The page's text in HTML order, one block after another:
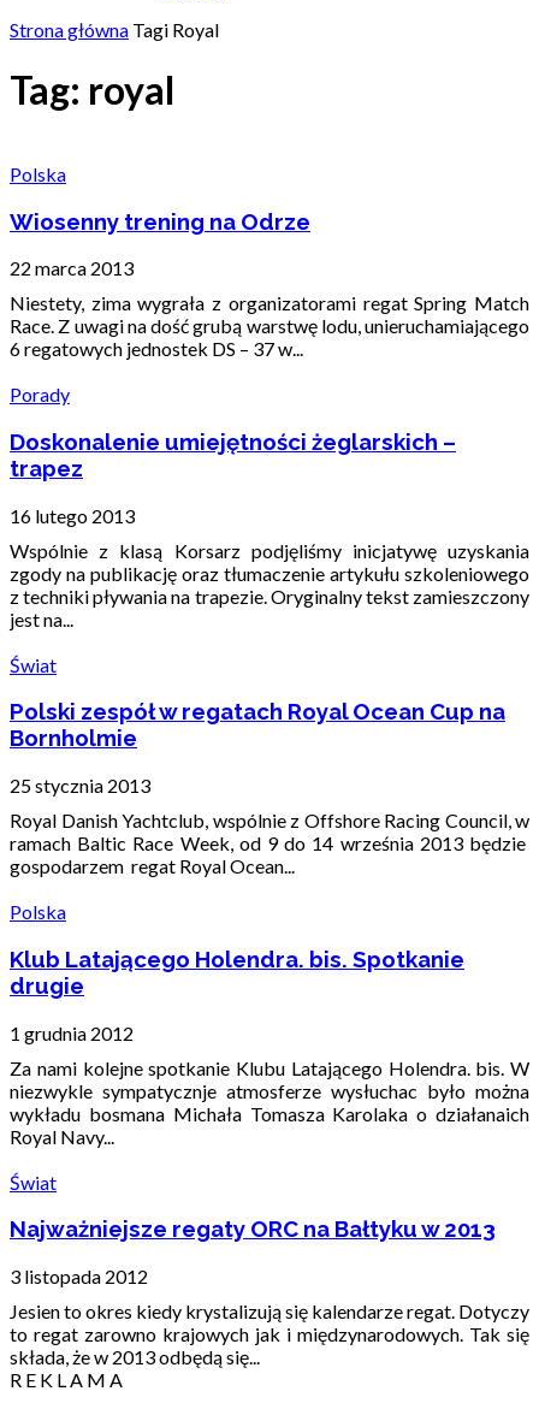
Strona główna Tagi Royal
Tag: royal
Polska
Wiosenny trening na Odrze
22 marca 2013
Niestety, zima wygrała z organizatorami regat Spring Match
Race. Z uwagi na dość grubą warstwę lodu, unieruchamiającego
6 regatowych jednostek DS – 37 w...
Porady
Doskonalenie umiejętności żeglarskich –
trapez
16 lutego 2013
Wspólnie z klasą Korsarz podjęliśmy inicjatywę uzyskania
zgody na publikację oraz tłumaczenie artykułu szkoleniowego
z techniki pływania na trapezie. Oryginalny tekst zamieszczony
jest na...
Świat
Polski zespół w regatach Royal Ocean Cup na
Bornholmie
25 stycznia 2013
Royal Danish Yachtclub, wspólnie z Offshore Racing Council, w
ramach Baltic Race Week, od 9 do 14 września 2013 będzie
gospodarzem regat Royal Ocean...
Polska
Klub Latającego Holendra. bis. Spotkanie
drugie
1 grudnia 2012
Za nami kolejne spotkanie Klubu Latającego Holendra. bis. W
niezwykle sympatycznje atmosferze wysłuchac było można
wykładu bosmana Michała Tomasza Karolaka o działanaich
Royal Navy...
Świat
Najważniejsze regaty ORC na Bałtyku w 2013
3 listopada 2012
Jesien to okres kiedy krystalizują się kalendarze regat. Dotyczy
to regat zarowno krajowych jak i międzynarodowych. Tak się
składa, że w 2013 odbędą się...
R E K L A M A